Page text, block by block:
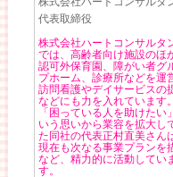
代表取締役
株式会社ハートコンサルタ
では、高齢者向け施設のほ
認可外保育園、障がい者グ
プホーム、診療所などを運
訪問看護やデイサービスの
などにも力を入れています。
「困っている人を助けたい
いう思いから業容を拡大し
た同社の代表正村直美さん
現在も次なる事業プランを
など、精力的に活動してい
す。